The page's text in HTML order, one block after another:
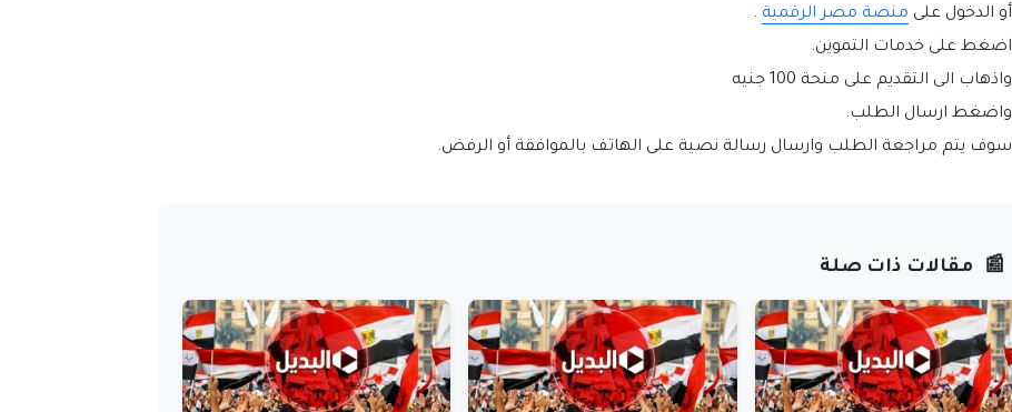
أو الدخول على منصة مصر الرقمية .
اضغط على خدمات التموين.
واذهاب الى التقديم على منحة 100 جنيه
واضغط ارسال الطلب.
سوف يتم مراجعة الطلب وارسال رسالة نصية على الهاتف بالموافقة أو الرفض.
📰 مقالات ذات صلة